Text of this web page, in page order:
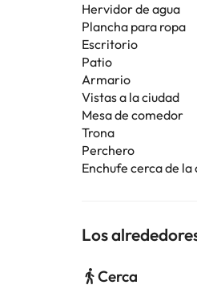
Hervidor de agua
Plancha para ropa
Escritorio
Patio
Armario
Vistas a la ciudad
Mesa de comedor
Trona
Perchero
Enchufe cerca de la
Los
Cerca